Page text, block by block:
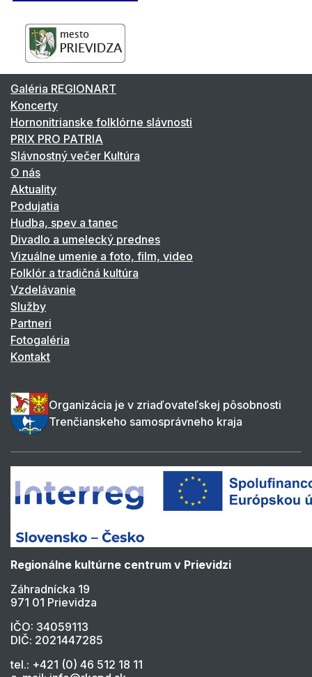
Galéria REGIONART
Koncerty
Hornonitrianske folklórne slávnosti
PRIX PRO PATRIA
Slávnostný večer Kultúra
O nás
Aktuality
Podujatia
Hudba, spev a tanec
Divadlo a umelecký prednes
Vizuálne umenie a foto, film, video
Folklór a tradičná kultúra
Vzdelávanie
Služby
Partneri
Fotogaléria
Kontakt
Organizácia je v zriaďovateľskej pôsobnosti
Trenčianskeho samosprávneho kraja
Regionálne kultúrne centrum v Prievidzi
Záhradnícka 19
971 01 Prievidza
IČO: 34059113
DIČ: 2021447285
tel.: +421 (0) 46 512 18 11